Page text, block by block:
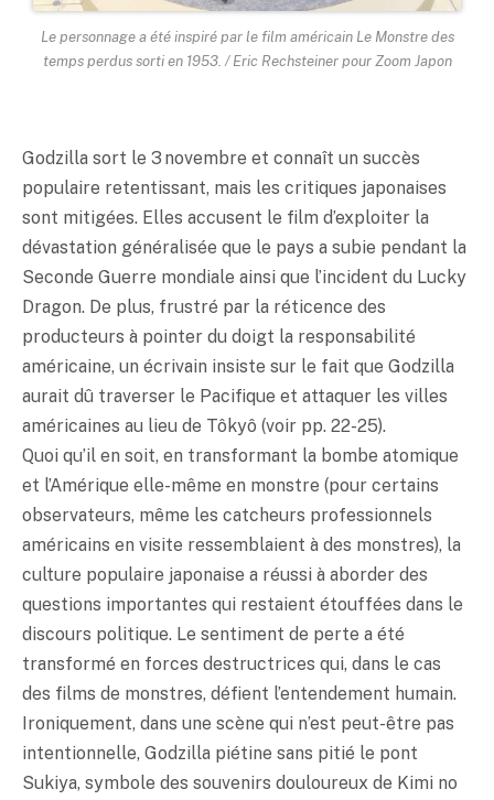
Le personnage a été inspiré par le film américain Le Monstre des
temps perdus sorti en 1953. / Eric Rechsteiner pour Zoom Japon
Godzilla sort le 3 novembre et connaît un succès
populaire retentissant, mais les critiques japonaises
sont mitigées. Elles accusent le film d’exploiter la
dévastation généralisée que le pays a subie pendant la
Seconde Guerre mondiale ainsi que l’incident du Lucky
Dragon. De plus, frustré par la réticence des
producteurs à pointer du doigt la responsabilité
américaine, un écrivain insiste sur le fait que Godzilla
aurait dû traverser le Pacifique et attaquer les villes
américaines au lieu de Tôkyô (voir pp. 22-25).
Quoi qu’il en soit, en transformant la bombe atomique
et l’Amérique elle-même en monstre (pour certains
observateurs, même les catcheurs professionnels
américains en visite ressemblaient à des monstres), la
culture populaire japonaise a réussi à aborder des
questions importantes qui restaient étouffées dans le
discours politique. Le sentiment de perte a été
transformé en forces destructrices qui, dans le cas
des films de monstres, défient l’entendement humain.
Ironiquement, dans une scène qui n’est peut-être pas
intentionnelle, Godzilla piétine sans pitié le pont
Sukiya, symbole des souvenirs douloureux de Kimi no